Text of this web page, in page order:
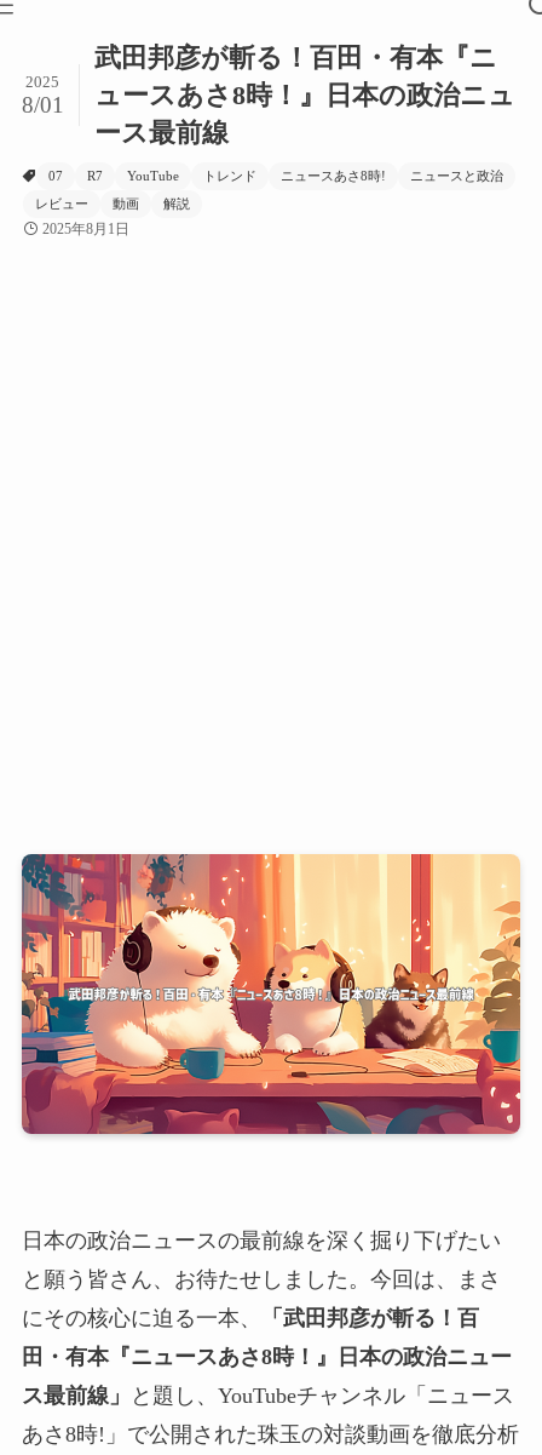
武田邦彦が斬る！百田・有本『ニ
ュースあさ8時！』日本の政治ニュ
ース最前線
2025
8/01
07 R7 YouTube トレンド ニュースあさ8時!
ニュースと政治
レビュー
動画 解説
2025年8月1日
日本の政治ニュースの最前線を深く掘り下げたい
と願う皆さん、お待たせしました。今回は、まさ
にその核心に迫る一本、
「武田邦彦が斬る！百
田・有本『ニュースあさ8時！』日本の政治ニュー
ス最前線」
と題し、YouTubeチャンネル「ニュース
あさ8時!」で公開された珠玉の対談動画を徹底分析